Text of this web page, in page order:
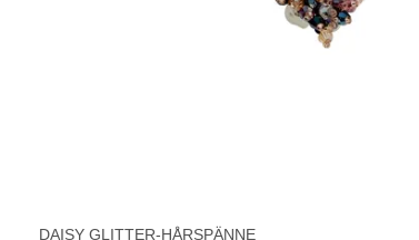
DAISY GLITTER-HÅRSPÄNNE